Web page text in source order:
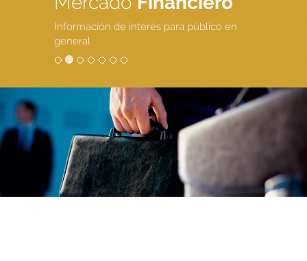
Información de interés para público en
general